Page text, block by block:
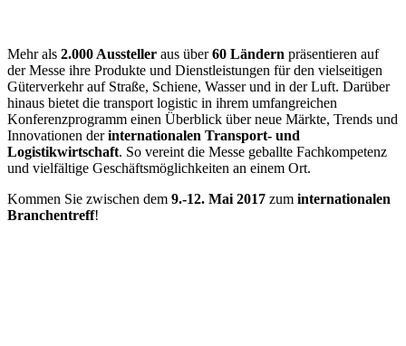
Mehr als 2.000 Aussteller aus über60 Ländern präsentieren auf
der Messe ihre Produkte und Dienstleistungen für den vielseitigen
Güterverkehr auf Straße, Schiene, Wasser und in der Luft. Darüber
hinaus bietet die transport logistic in ihrem umfangreichen
Konferenzprogramm einen Überblick über neue Märkte, Trends und
Innovationen derinternationalen Transport- und
Logistikwirtschaft. So vereint die Messe geballte Fachkompetenz
und vielfältige Geschäftsmöglichkeiten an einem Ort.
Kommen Sie zwischen dem 9.-12. Mai 2017 zum internationalen
Branchentreff!